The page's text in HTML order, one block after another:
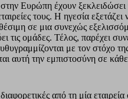
Ευρώπη έχουν
τους. Η ηγεσία
σε μια συνεχώς
τις ομάδες. Τέλος, παρέχει
με τον
αυτή την εμπιστοσύνη σε
από τη μία